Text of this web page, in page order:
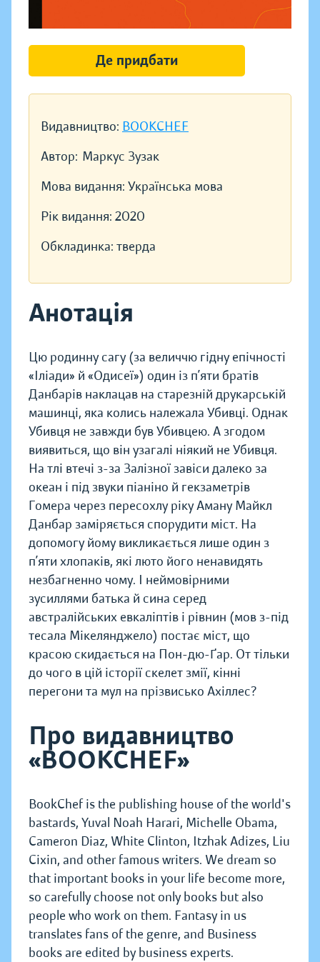
Видавництво: BOOKCHEF
Автор: Маркус Зузак
Мова видання: Українська мова
Рік видання: 2020
Обкладинка: тверда
Анотація
Цю родинну сагу (за величчю гідну епічності
«Іліади» й «Одисеї») один із п’яти братів
Данбарів наклацав на старезній друкарській
машинці, яка колись належала Убивці. Однак
Убивця не завжди був Убивцею. А згодом
виявиться, що він узагалі ніякий не Убивця.
На тлі втечі з-за Залізної завіси далеко за
океан і під звуки піаніно й гекзаметрів
Гомера через пересохлу ріку Аману Майкл
Данбар заміряється спорудити міст. На
допомогу йому викликається лише один з
п’яти хлопаків, які люто його ненавидять
незбагненно чому. І неймовірними
зусиллями батька й сина серед
австралійських евкаліптів і рівнин (мов з-під
тесала Мікелянджело) постає міст, що
красою скидається на Пон-дю-Ґар. От тільки
до чого в цій історії скелет змії, кінні
перегони та мул на прізвисько Ахіллес?
Про видавництво
«BOOKCHEF»
BookChef is the publishing house of the world's
bastards, Yuval Noah Harari, Michelle Obama,
Cameron Diaz, White Clinton, Itzhak Adizes, Liu
Cixin, and other famous writers. We dream so
that important books in your life become more,
so carefully choose not only books but also
people who work on them. Fantasy in us
translates fans of the genre, and Business
books are edited by business experts.
Де придбати